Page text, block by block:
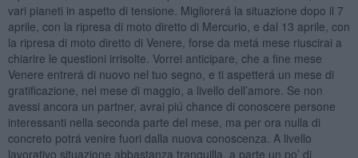
vari pianeti in aspetto di tensione. Migliorerá la situazione dopo il 7
aprile, con la ripresa di moto diretto di Mercurio, e dal 13 aprile, con
la ripresa di moto diretto di Venere, forse da metá mese riuscirai a
chiarire le questioni irrisolte. Vorrei anticipare, che a fine mese
Venere entrerá di nuovo nel tuo segno, e ti aspetterá un mese di
gratificazione, nel mese di maggio, a livello dell’amore. Se non
avessi ancora un partner, avrai piú chance di conoscere persone
interessanti nella seconda parte del mese, ma per ora nulla di
concreto potrá venire fuori dalla nuova conoscenza. A livello
lavorativo situazione abbastanza tranquilla, a parte un po’ di